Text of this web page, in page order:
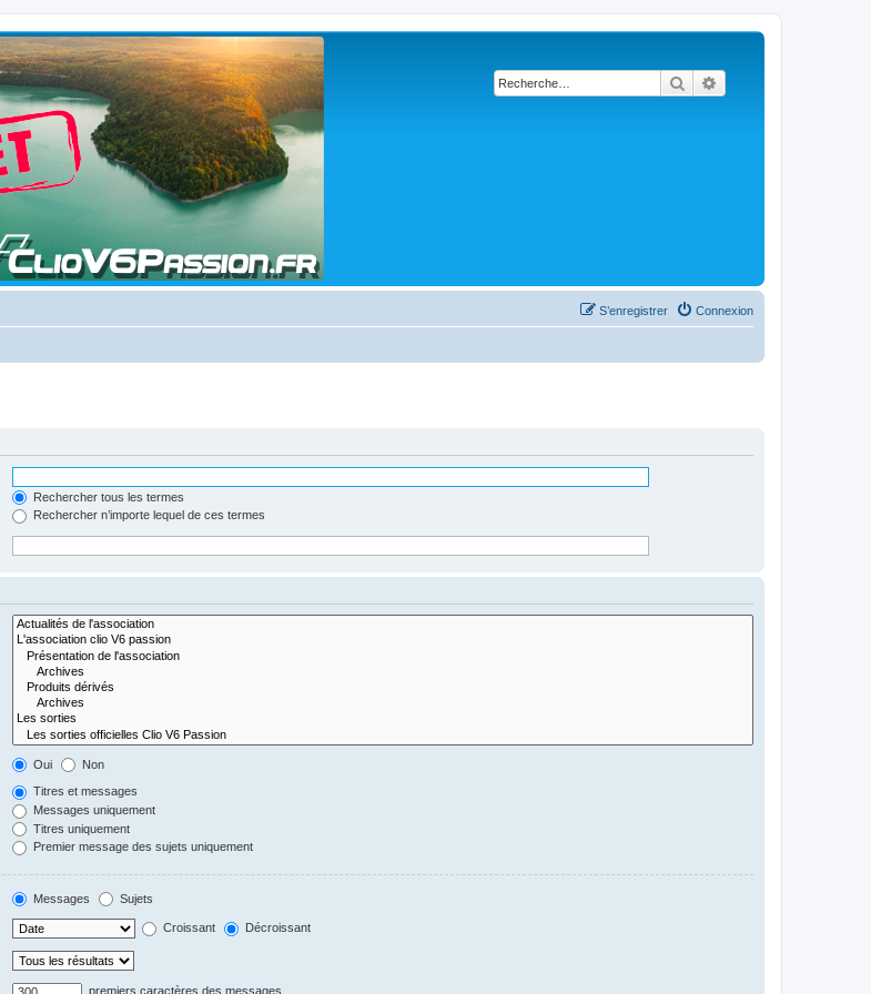
Rechercher
Connexion
S’enregistrer
Rechercher tous les termes
Rechercher n’importe lequel de ces termes
Oui Non
Titres et messages
Messages uniquement
Titres uniquement
Premier message des sujets uniquement
Messages Sujets
Croissant Décroissant
premiers caractères des messages